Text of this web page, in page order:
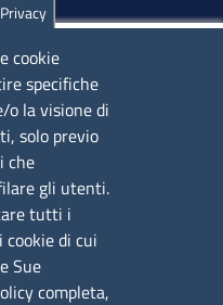
pomeriggio: 16,00
cookie
specifiche
o la visione di
solo previo
che
gli utenti.
tutti i
cookie di cui
Sue
completa,